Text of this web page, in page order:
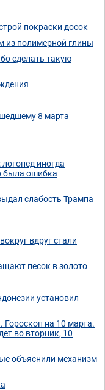
покраски досок
из полимерной глины
сделать такую
8 марта
иногда
была ошибка
слабость Трампа
вдруг стали
песок в золото
установил
Гороскоп на 10 марта.
во вторник, 10
объяснили механизм